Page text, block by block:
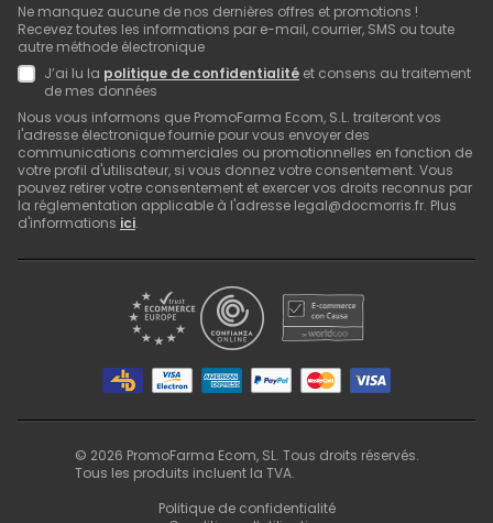
Ne manquez aucune de nos dernières offres et promotions !
Recevez toutes les informations par e-mail, courrier, SMS ou toute
autre méthode électronique
J’ai lu la politique de confidentialité et consens au traitement
de mes données
Nous vous informons que PromoFarma Ecom, S.L. traiteront vos
l'adresse électronique fournie pour vous envoyer des
communications commerciales ou promotionnelles en fonction de
votre profil d'utilisateur, si vous donnez votre consentement. Vous
pouvez retirer votre consentement et exercer vos droits reconnus par
la réglementation applicable à l'adresse legal@docmorris.fr. Plus
d'informations ici.
© 2026 PromoFarma Ecom, SL. Tous droits réservés.
Tous les produits incluent la TVA.
Politique de confidentialité